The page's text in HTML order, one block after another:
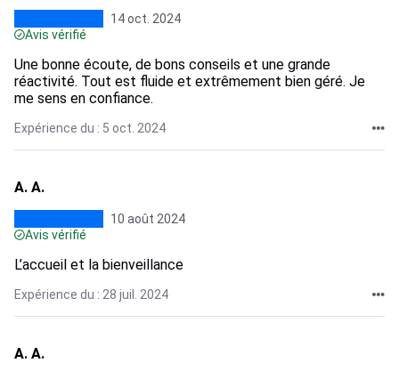
14 oct. 2024
Avis vérifié
Une bonne écoute, de bons conseils et une grande
réactivité. Tout est fluide et extrêmement bien géré. Je
me sens en confiance.
Expérience du : 5 oct. 2024
A. A.
10 août 2024
Avis vérifié
L’accueil et la bienveillance
Expérience du : 28 juil. 2024
A. A.